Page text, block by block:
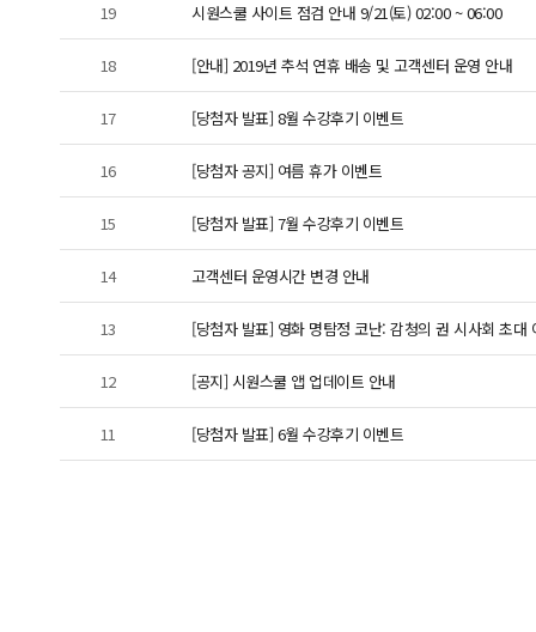
19 시원스쿨 사이트 점검 안내 9/21(토) 02:00 ~ 06:00
18 [안내] 2019년 추석 연휴 배송 및 고객센터 운영 안내
17 [당첨자 발표] 8월 수강후기 이벤트
16 [당첨자 공지] 여름 휴가 이벤트
15 [당첨자 발표] 7월 수강후기 이벤트
14 고객센터 운영시간 변경 안내
13 [당첨자 발표] 영화 명탐정 코난: 감청의 권 시사회 초대
12 [공지] 시원스쿨 앱 업데이트 안내
11 [당첨자 발표] 6월 수강후기 이벤트